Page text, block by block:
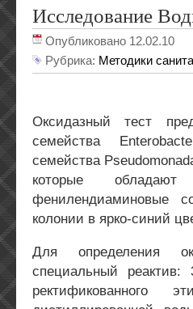
Исследование
Опубликовано 12.02.10
Рубрика: Методики
Оксидазный тест
семейства
семейства
которые
фенилендиаминовые
колонии в ярко-синий
Для определения
специальный